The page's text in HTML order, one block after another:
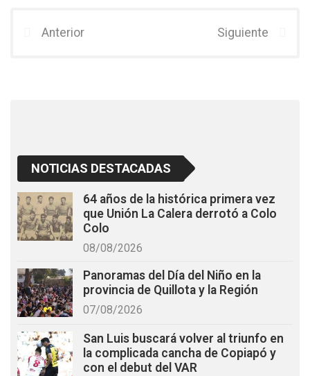
b
er
Anterior Siguiente
NOTICIAS DESTACADAS
64 años de la histórica primera vez
que Unión La Calera derrotó a Colo
Colo
08/08/2026
Panoramas del Día del Niño en la
provincia de Quillota y la Región
07/08/2026
San Luis buscará volver al triunfo en
la complicada cancha de Copiapó y
con el debut del VAR